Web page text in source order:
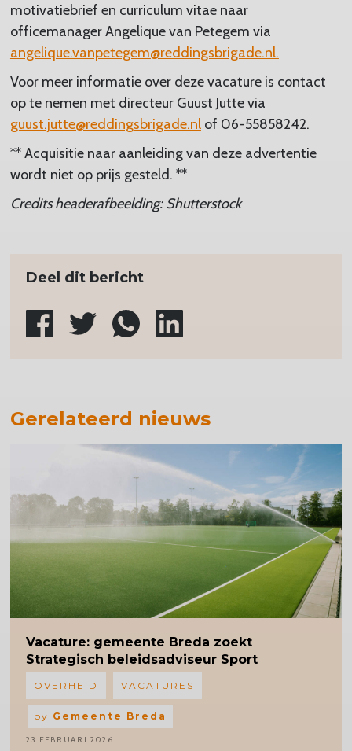
motivatiebrief en curriculum vitae naar
officemanager Angelique van Petegem via
angelique.vanpetegem@reddingsbrigade.nl.
Voor meer informatie over deze vacature is contact
op te nemen met directeur Guust Jutte via
guust.jutte@reddingsbrigade.nlof 06-55858242.
** Acquisitie naar aanleiding van deze advertentie
wordt niet op prijs gesteld. **
Credits headerafbeelding: Shutterstock
Deel dit bericht
Gerelateerd nieuws
Vacature: gemeente Breda zoekt
Strategisch beleidsadviseur Sport
OVERHEID VACATURES
by Gemeente Breda
23 FEBRUARI 2026